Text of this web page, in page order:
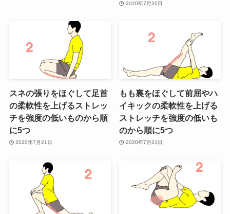
2020年7月20日
スネの張りをほぐして足首
の柔軟性を上げるストレッ
チを強度の低いものから順
に5つ
2020年7月21日
もも裏をほぐして前屈やハ
イキックの柔軟性を上げる
ストレッチを強度の低いも
のから順に5つ
2020年7月21日